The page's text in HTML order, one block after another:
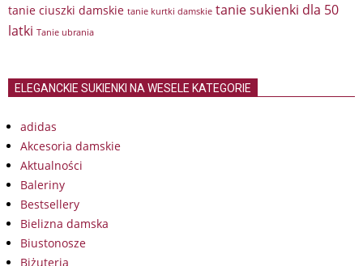
tanie ciuszki damskie tanie kurtki damskie tanie sukienki dla 50
latki Tanie ubrania
ELEGANCKIE SUKIENKI NA WESELE KATEGORIE
adidas
Akcesoria damskie
Aktualności
Baleriny
Bestsellery
Bielizna damska
Biustonosze
Biżuteria